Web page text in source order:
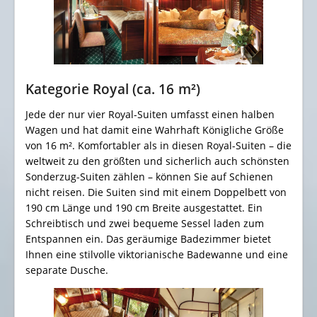
Kategorie Royal (ca. 16 m²)
Jede der nur vier Royal-Suiten umfasst einen halben
Wagen und hat damit eine Wahrhaft Königliche Größe
von 16 m². Komfortabler als in diesen Royal-Suiten – die
weltweit zu den größten und sicherlich auch schönsten
Sonderzug-Suiten zählen – können Sie auf Schienen
nicht reisen. Die Suiten sind mit einem Doppelbett von
190 cm Länge und 190 cm Breite ausgestattet. Ein
Schreibtisch und zwei bequeme Sessel laden zum
Entspannen ein. Das geräumige Badezimmer bietet
Ihnen eine stilvolle viktorianische Badewanne und eine
separate Dusche.